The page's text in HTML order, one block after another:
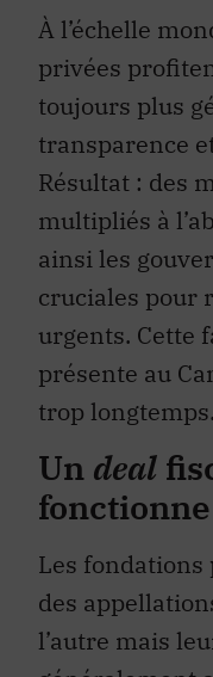
À l’échelle
privées
toujours plus
transparence
Résultat : des
multipliés à
ainsi les
cruciales pour
urgents. Cette
présente au
trop longtemps.
Un deal
Les
des
l’autre mais